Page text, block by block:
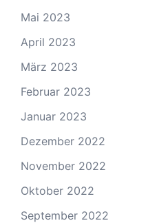
Mai 2023
April 2023
März 2023
Februar 2023
Januar 2023
Dezember 2022
November 2022
Oktober 2022
September 2022